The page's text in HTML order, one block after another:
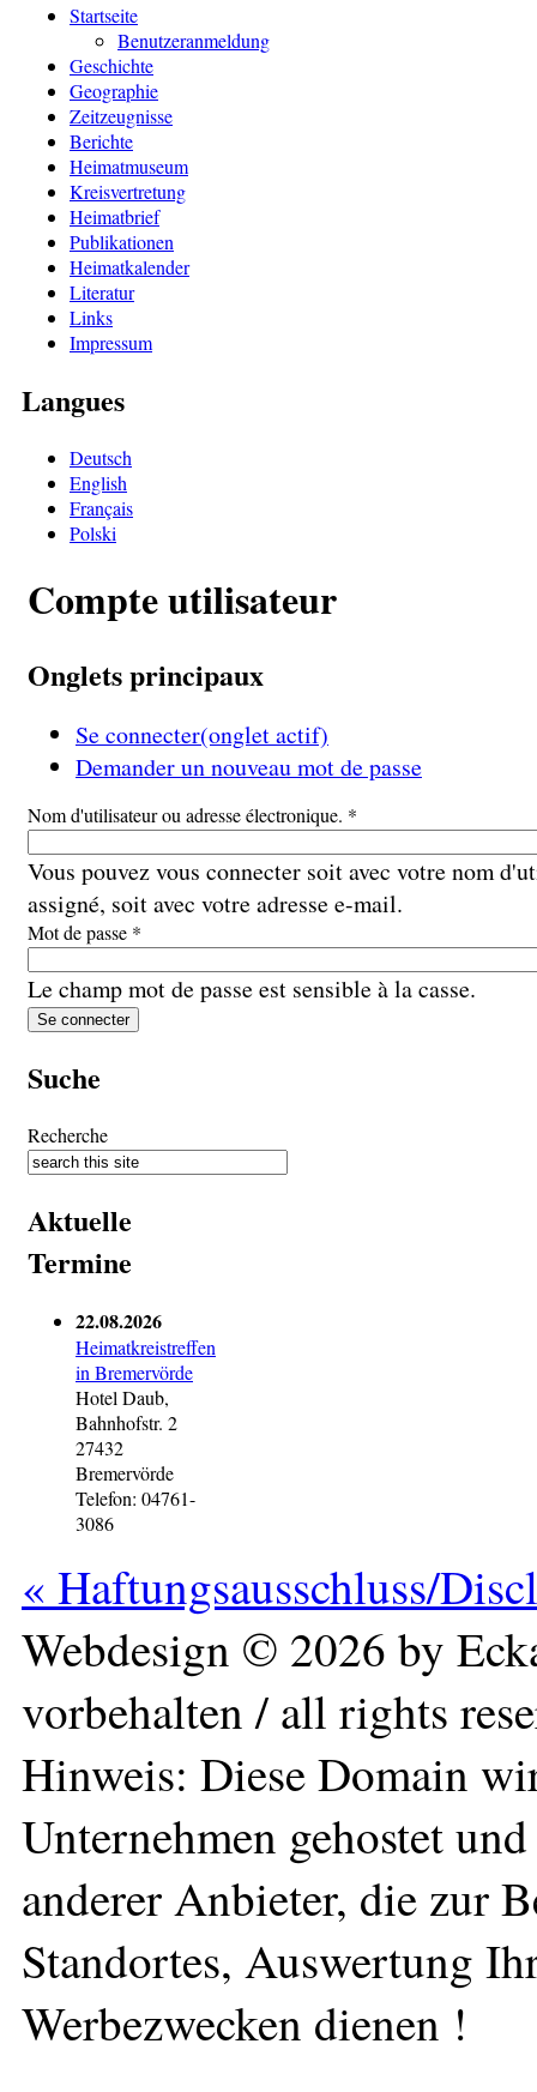
Startseite
Benutzeranmeldung
Geschichte
Geographie
Zeitzeugnisse
Berichte
Heimatmuseum
Kreisvertretung
Heimatbrief
Publikationen
Heimatkalender
Literatur
Links
Impressum
Langues
Deutsch
English
Français
Polski
Compte utilisateur
Onglets principaux
Se connecter(onglet actif)
Demander un nouveau mot de passe
Nom d'utilisateur ou adresse électronique. *
Vous pouvez vous connecter soit avec votre nom
assigné, soit avec votre adresse e-mail.
Mot de passe *
Le champ mot de passe est sensible à la casse.
Suche
Recherche
Aktuelle
Termine
22.08.2026
Heimatkreistreffen
in Bremervörde
Hotel Daub,
Bahnhofstr. 2
27432
Bremervörde
Telefon: 04761-
3086
« Haftungsausschluss/
Webdesign © 2026 by
vorbehalten / all rights
Hinweis: Diese Domain
Unternehmen gehostet
anderer Anbieter, die zur
Standortes, Auswertung
Werbezwecken dienen !